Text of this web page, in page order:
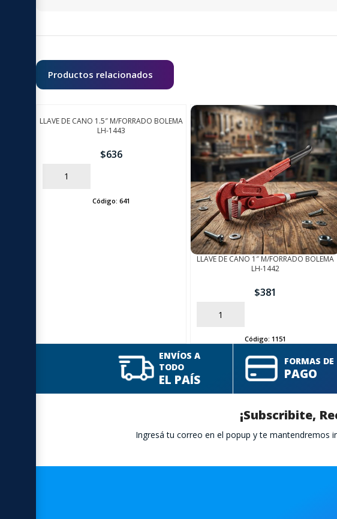
Productos relacionados
LLAVE DE CANO 1.5″ M/FORRADO BOLEMA
LH-1443
$636
AÑADIR
Código:641
LLAVE DE CANO 1″ M/FORRADO BOLEMA
LH-1442
$381
AÑADIR
Código:1151
ENVÍOS A
TODO
EL PAÍS
FORMAS DE
PAGO
¡Subscribite,
Ingresá tu correo en el popup y te mantendremos